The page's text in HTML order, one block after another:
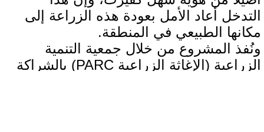
التدخل أعاد الأمل بعودة هذه الزراعة إلى
مكانها الطبيعي في المنطقة.
ونُفذ المشروع من خلال جمعية التنمية
الزراعية (الإغاثة الزراعية PARC) بالشراكة